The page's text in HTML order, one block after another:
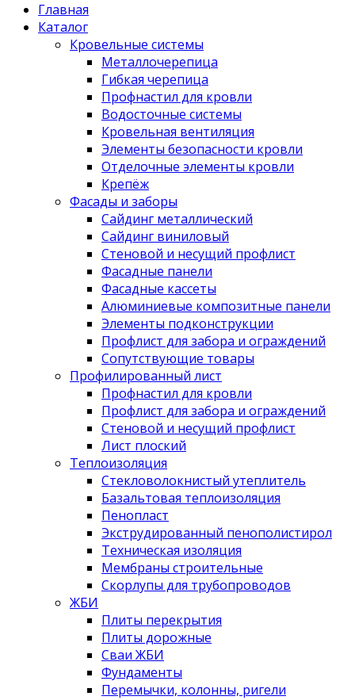
Главная
Каталог
Кровельные системы
Металлочерепица
Гибкая черепица
Профнастил для кровли
Водосточные системы
Кровельная вентиляция
Элементы безопасности кровли
Отделочные элементы кровли
Крепёж
Фасады и заборы
Сайдинг металлический
Сайдинг виниловый
Стеновой и несущий профлист
Фасадные панели
Фасадные кассеты
Алюминиевые композитные панели
Элементы подконструкции
Профлист для забора и ограждений
Сопутствующие товары
Профилированный лист
Профнастил для кровли
Профлист для забора и ограждений
Стеновой и несущий профлист
Лист плоский
Теплоизоляция
Стекловолокнистый утеплитель
Базальтовая теплоизоляция
Пенопласт
Экструдированный пенополистирол
Техническая изоляция
Мембраны строительные
Скорлупы для трубопроводов
ЖБИ
Плиты перекрытия
Плиты дорожные
Сваи ЖБИ
Фундаменты
Перемычки, колонны, ригели